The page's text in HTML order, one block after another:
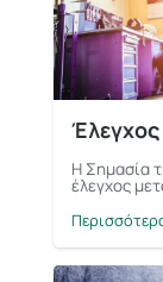
Η Σημασία
έλεγχος